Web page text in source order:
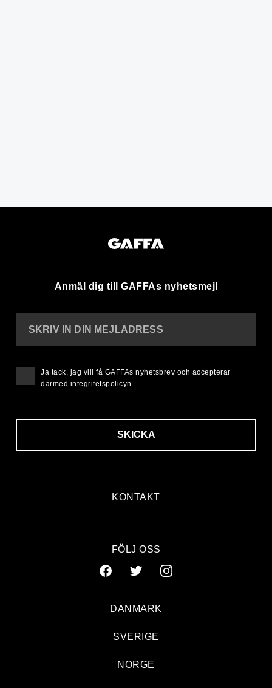
Anmäl dig till GAFFAs nyhetsmejl
KONTAKT
SKRIV IN DIN MEJLADRESS
SKICKA
Ja tack, jag vill få GAFFAs nyhetsbrev och accepterar
därmed integritetspolicyn
FÖLJ OSS
DANMARK
SVERIGE
NORGE